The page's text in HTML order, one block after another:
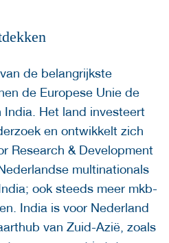
de belangrijkste
de Europese Unie de
Het land investeert
en ontwikkelt zich
Research & Development
multinationals
ook steeds meer mkb-
India is voor Nederland
van Zuid-Azië, zoals